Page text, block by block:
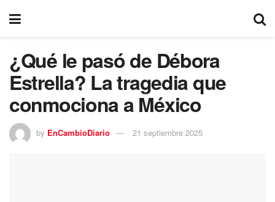
¿Qué le pasó de Débora
Estrella? La tragedia que
conmociona a México
by EnCambioDiario 21 septiembre 2025